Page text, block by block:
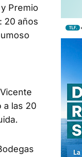
Premio
20 años
a las 20